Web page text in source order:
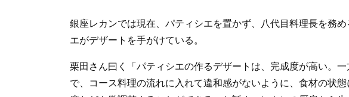
銀座レカンでは現在、パティシエを置かず、八代目料理長を務
エがデザートを手がけている。
栗田さん曰く「パティシエの作るデザートは、完成度が高い。
で、コース料理の流れに入れて違和感がないように、食材の状